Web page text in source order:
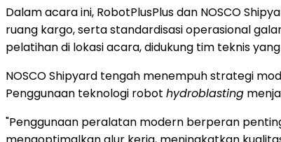
Dalam acara ini, RobotPlusPlus dan NOSCO
ruang kargo, serta standardisasi operasional
pelatihan di lokasi acara, didukung tim teknis
NOSCO Shipyard tengah menempuh strategi
Penggunaan teknologi robot hydroblasting
"Penggunaan peralatan modern berperan